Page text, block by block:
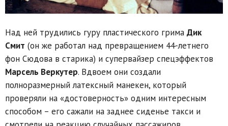
Над ней трудились гуру пластического грима Дик
Смит (он же работал над превращением 44-летнего
фон Сюдова в старика) и супервайзер спецэффектов
Марсель Веркутер. Вдвоем они создали
полноразмерный латексный манекен, который
проверяли на «достоверность» одним интересным
способом – его сажали на заднее сиденье такси и